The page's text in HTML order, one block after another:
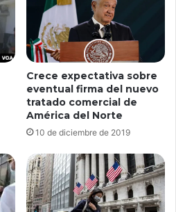
Crece expectativa sobre
eventual firma del nuevo
tratado comercial de
América del Norte
10 de diciembre de 2019